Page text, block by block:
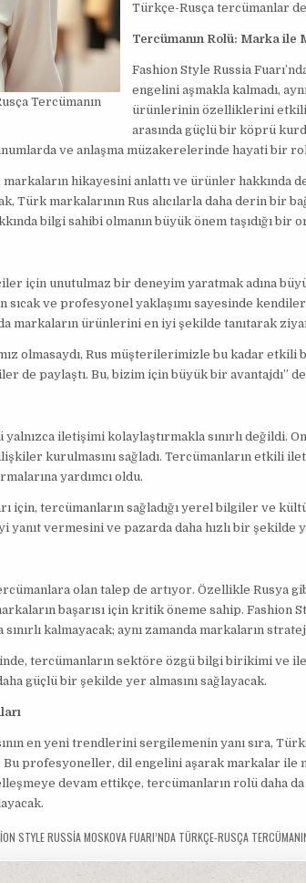
Tercümanın
Türkçe-Rusça tercümanlar
Tercümanın Rolü: Marka ile
Fashion Style Russia
engelini aşmakla kalmadı,
ürünlerinin özelliklerini
arasında güçlü bir köprü
ve anlaşma müzakerelerinde hayati bir rol
hikayesini anlattı ve ürünler hakkında
markalarının Rus alıcılarla daha derin bir
bilgi sahibi olmanın büyük önem taşıdığı bir
için unutulmaz bir deneyim yaratmak adına
sıcak ve profesyonel yaklaşımı sayesinde
markaların ürünlerini en iyi şekilde tanıtarak
olmasaydı, Rus müşterilerimizle bu kadar
de paylaştı. Bu, bizim için büyük bir avantajdı”
iletişimi kolaylaştırmakla sınırlı değildi.
kurulmasını sağladı. Tercümanların etkili
yardımcı oldu.
için, tercümanların sağladığı yerel bilgiler ve
vermesini ve pazarda daha hızlı bir şekilde
olan talep de artıyor. Özellikle Rusya
başarısı için kritik öneme sahip. Fashion
kalmayacak; aynı zamanda markaların
tercümanların sektöre özgü bilgi birikimi ve
güçlü bir şekilde yer almasını sağlayacak.
en yeni trendlerini sergilemenin yanı sıra,
profesyoneller, dil engelini aşarak markalar ile
devam ettikçe, tercümanların rolü daha
STYLE RUSSIA MOSKOVA FUARI’NDA TÜRKÇE-RUSÇA